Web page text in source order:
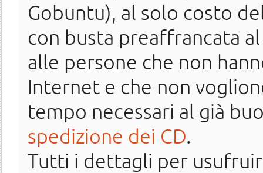
Gobuntu), al solo costo
con busta preaffrancata
alle persone che non
Internet e che non
tempo necessari al già
spedizione dei CD.
Tutti i dettagli per